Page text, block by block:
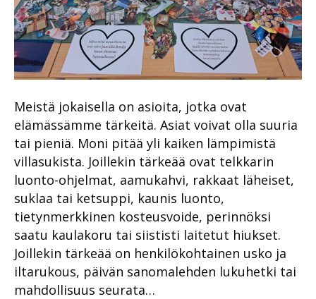
Meistä jokaisella on asioita, jotka ovat
elämässämme tärkeitä. Asiat voivat olla suuria
tai pieniä. Moni pitää yli kaiken lämpimistä
villasukista. Joillekin tärkeää ovat telkkarin
luonto-ohjelmat, aamukahvi, rakkaat läheiset,
suklaa tai ketsuppi, kaunis luonto,
tietynmerkkinen kosteusvoide, perinnöksi
saatu kaulakoru tai siististi laitetut hiukset.
Joillekin tärkeää on henkilökohtainen usko ja
iltarukous, päivän sanomalehden lukuhetki tai
mahdollisuus seurata…